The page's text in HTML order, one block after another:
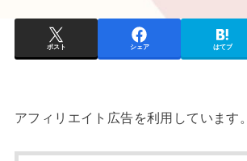
ポスト シェア はてブ
アフィリエイト広告を利用しています。